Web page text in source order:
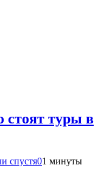
стоят туры в
спустя01 минуты